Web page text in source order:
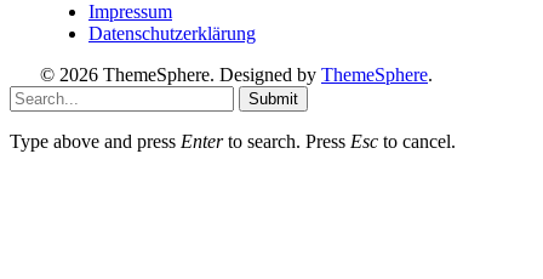
Impressum
Datenschutzerklärung
© 2026 ThemeSphere. Designed by ThemeSphere.
Submit
Type above and press Enterto search. Press Esc to cancel.